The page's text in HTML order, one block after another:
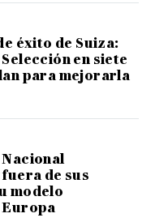
éxito de Suiza:
en siete
para mejorarla
Nacional
de sus
modelo